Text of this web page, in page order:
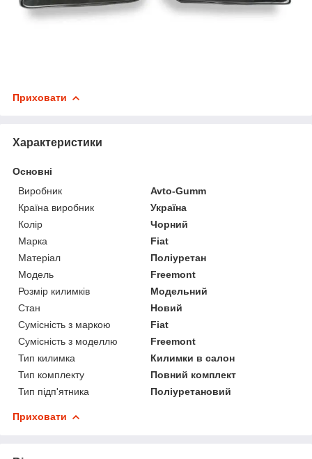
Приховати
Характеристики
Основні
Виробник
Avto-Gumm
Країна виробник
Україна
Колір
Чорний
Марка
Fiat
Матеріал
Поліуретан
Модель
Freemont
Розмір килимків
Модельний
Стан
Новий
Сумісність з маркою
Fiat
Сумісність з моделлю
Freemont
Тип килимка
Килимки в салон
Тип комплекту
Повний комплект
Тип підп'ятника
Поліуретановий
Приховати